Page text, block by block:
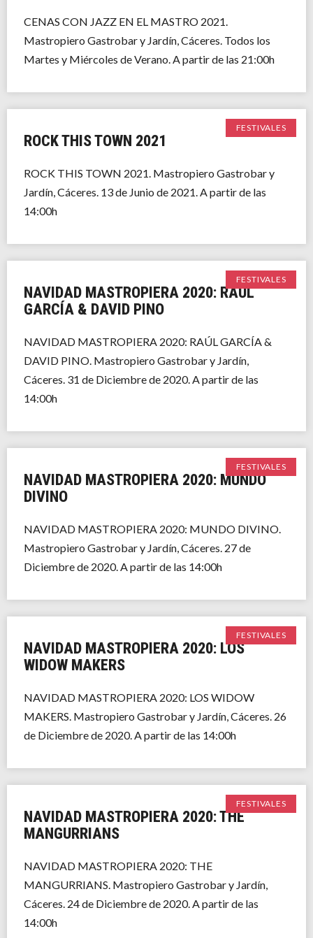
CENAS CON JAZZ EN EL MASTRO 2021.
Mastropiero Gastrobar y Jardín, Cáceres. Todos los
Martes y Miércoles de Verano. A partir de las 21:00h
FESTIVALES
ROCK THIS TOWN 2021
ROCK THIS TOWN 2021. Mastropiero Gastrobar y
Jardín, Cáceres. 13 de Junio de 2021. A partir de las
14:00h
FESTIVALES
NAVIDAD MASTROPIERA 2020: RAÚL
GARCÍA & DAVID PINO
NAVIDAD MASTROPIERA 2020: RAÚL GARCÍA &
DAVID PINO. Mastropiero Gastrobar y Jardín,
Cáceres. 31 de Diciembre de 2020. A partir de las
14:00h
FESTIVALES
NAVIDAD MASTROPIERA 2020: MUNDO
DIVINO
NAVIDAD MASTROPIERA 2020: MUNDO DIVINO.
Mastropiero Gastrobar y Jardín, Cáceres. 27 de
Diciembre de 2020. A partir de las 14:00h
FESTIVALES
NAVIDAD MASTROPIERA 2020: LOS
WIDOW MAKERS
NAVIDAD MASTROPIERA 2020: LOS WIDOW
MAKERS. Mastropiero Gastrobar y Jardín, Cáceres. 26
de Diciembre de 2020. A partir de las 14:00h
FESTIVALES
NAVIDAD MASTROPIERA 2020: THE
MANGURRIANS
NAVIDAD MASTROPIERA 2020: THE
MANGURRIANS. Mastropiero Gastrobar y Jardín,
Cáceres. 24 de Diciembre de 2020. A partir de las
14:00h